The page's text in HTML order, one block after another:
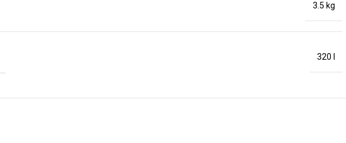
3.5 kg
320 l